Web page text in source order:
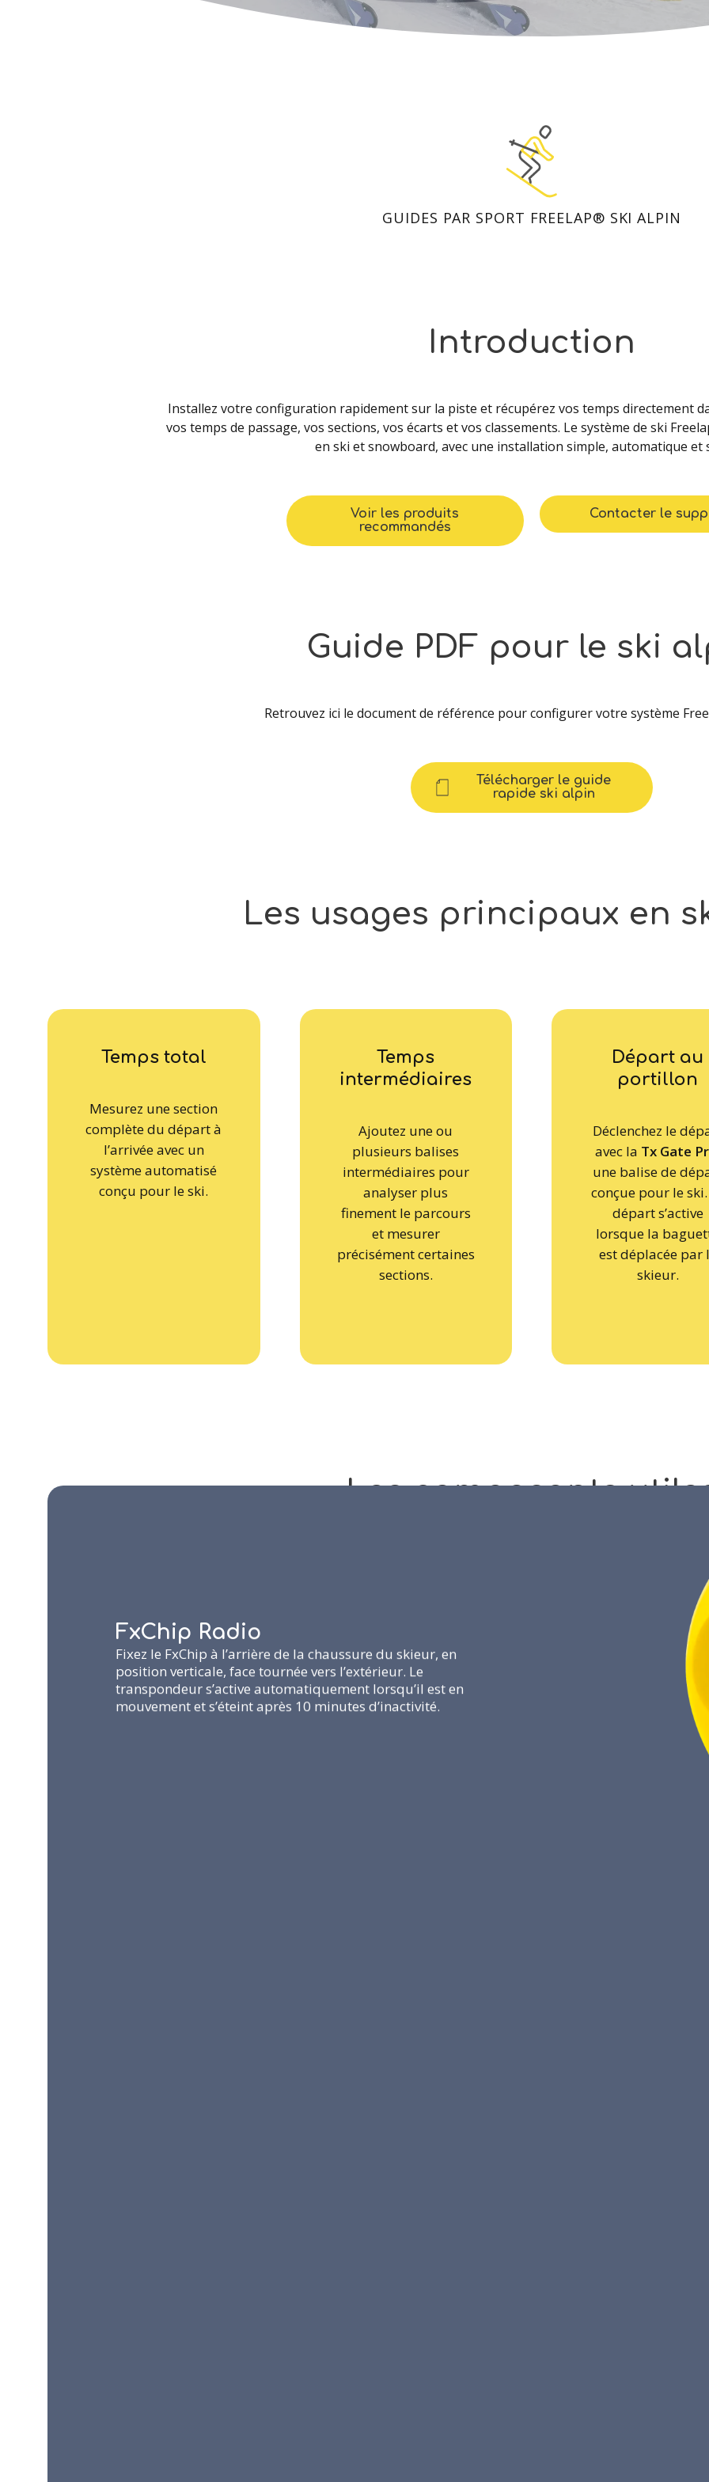
GUIDES PAR SPORT FREELAP® SKI ALPIN
Introduction
Installez votre configuration rapidement sur la piste et récupérez vos temps directement
vos temps de passage, vos sections, vos écarts et vos classements. Le système de ski
en ski et snowboard, avec une installation simple, automatique et
Voir les produits
recommandés
Contacter le
Guide PDF pour le ski
Retrouvez ici le document de référence pour configurer votre système
Télécharger le guide
rapide ski alpin
Les usages principaux en
Temps total
Mesurez une section
complète du départ à
l’arrivée avec un
système automatisé
conçu pour le ski.
Temps
intermédiaires
Ajoutez une ou
plusieurs balises
intermédiaires pour
analyser plus
finement le parcours
et mesurer
précisément certaines
sections.
Départ au
portillon
Déclenchez le
avec la Tx Gate
une balise de
conçue pour le ski.
départ s’active
lorsque la
est déplacée par
skieur.
Les composants
FxChip Radio
Fixez le FxChip à l’arrière de la chaussure du skieur, en
position verticale, face tournée vers l’extérieur. Le
transpondeur s’active automatiquement lorsqu’il est en
mouvement et s’éteint après 10 minutes d’inactivité.